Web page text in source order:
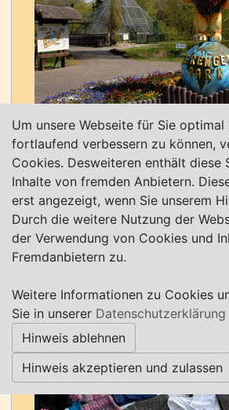
08.08.2026 ab 06:00 Uhr bis 13:00 Uhr
Ausflugstipp: Bremerhaven - Flohmarkt
Der Flohmarkt Rotersand in Bremerhaven
samstags und sonntags von 6-13 Uhr
27568 Bremerhaven) statt -
rotersand.de/ sowie auf Facebook unter
www.facebook.com/
ohne...
mehr erfahren
Um unsere Webseite für Sie
fortlaufend verbessern zu können,
Cookies. Desweiteren enthält diese
Inhalte von fremden Anbietern.
erst angezeigt, wenn Sie unserem
Durch die weitere Nutzung der
der Verwendung von Cookies und
Fremdanbietern zu.
Weitere Informationen zu Cookies
Sie in unserer Datenschutzerklärung
Hinweis ablehnen
Hinweis akzeptieren und zulassen